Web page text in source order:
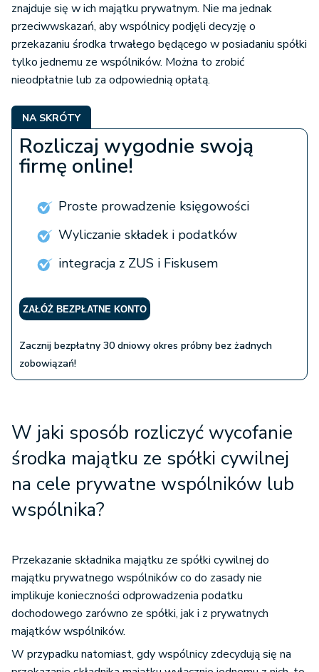
znajduje się w ich majątku prywatnym. Nie ma jednak
przeciwwskazań, aby wspólnicy podjęli decyzję o
przekazaniu środka trwałego będącego w posiadaniu spółki
tylko jednemu ze wspólników. Można to zrobić
nieodpłatnie lub za odpowiednią opłatą.
NA SKRÓTY
Rozliczaj wygodnie swoją
firmę online!
Proste prowadzenie księgowości
Wyliczanie składek i podatków
integracja z ZUS i Fiskusem
ZAŁÓŻ BEZPŁATNE KONTO
Zacznij bezpłatny 30 dniowy okres próbny bez żadnych
zobowiązań!
W jaki sposób rozliczyć wycofanie
środka majątku ze spółki cywilnej
na cele prywatne wspólników lub
wspólnika?
Przekazanie składnika majątku ze spółki cywilnej do
majątku prywatnego wspólników co do zasady nie
implikuje konieczności odprowadzenia podatku
dochodowego zarówno ze spółki, jak i z prywatnych
majątków wspólników.
W przypadku natomiast, gdy wspólnicy zdecydują się na